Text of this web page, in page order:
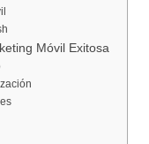
Móvil Exitosa